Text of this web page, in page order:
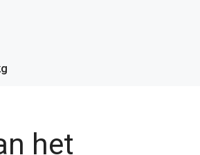
het